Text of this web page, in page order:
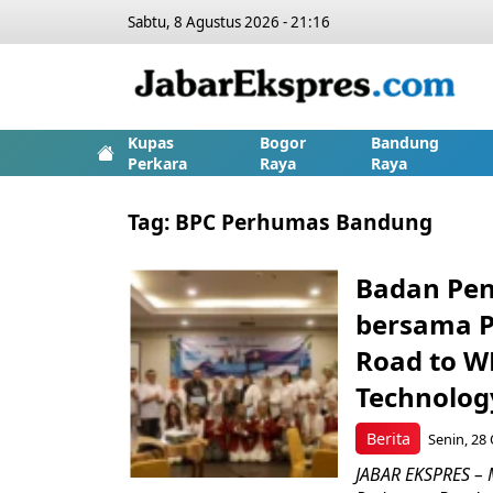
Sabtu, 8 Agustus 2026 - 21:16
Kupas
Perkara
Bogor
Raya
Bandung
Raya
Tag: BPC Perhumas Bandung
Berita
Badan
bersama
Road to
Senin, 28
JABAR